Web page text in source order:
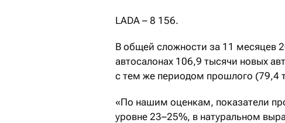
LADA – 8 156.
В общей сложности за 11 месяцев
автосалонах 106,9 тысячи новых
с тем же периодом прошлого (79,4
«По нашим оценкам, показатели
уровне 23–25%, в натуральном